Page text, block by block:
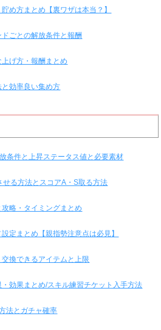
め方まとめ【裏ワザは本当？】
ごとの解放条件と報酬
げ方・報酬まとめ
効率良い集め方
条件と上昇ステータス値と必要素材
る方法とスコアA・S取る方法
略・タイミングまとめ
定まとめ【親指勢注意点は必見】
換できるアイテムと上限
効果まとめ/スキル練習チケット入手方法
法とガチャ確率